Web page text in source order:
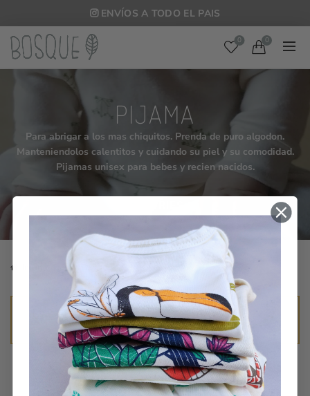
ENVÍOS A TODO EL PAIS
0 0
PIJAMA
Para abrigar a los mas chiquitos. Prenda de puro algodon.
Manteniendolos calentitos y cuidando su piel y su comodidad.
Pijamas unisex para bebes y recien nacidos.
Tienda Bosque
No se encontraron productos que concuerden con la
selección.